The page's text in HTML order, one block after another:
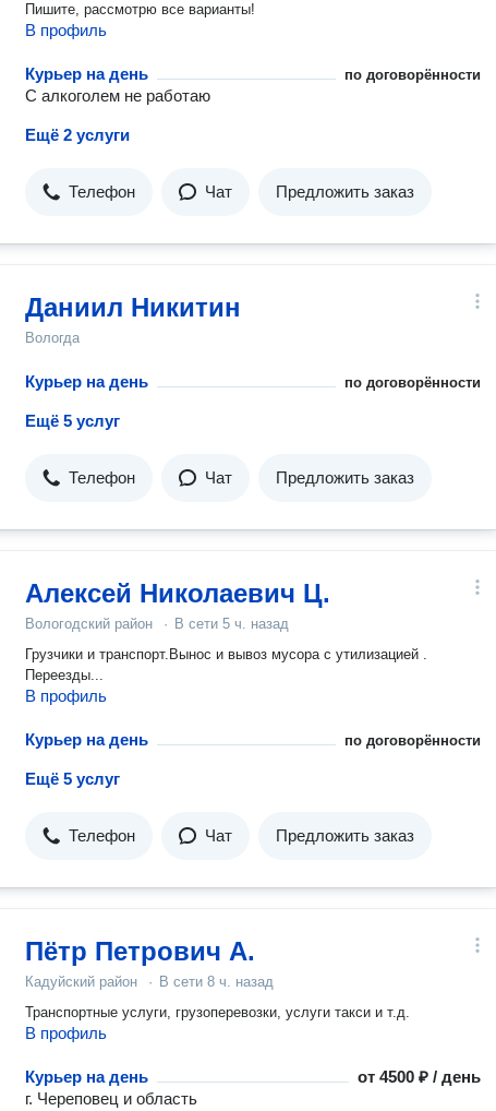
Пишите, рассмотрю все варианты!
В профиль
Курьер на день по договорённости
С алкоголем не работаю
Ещё 2 услуги
Телефон Чат Предложить заказ
Даниил Никитин
Вологда
Курьер на день по договорённости
Ещё 5 услуг
Телефон Чат Предложить заказ
Алексей Николаевич Ц.
Вологодский район · В сети 5 ч. назад
Грузчики и транспорт.Вынос и вывоз мусора с утилизацией .
Переезды...
В профиль
Курьер на день по договорённости
Ещё 5 услуг
Телефон Чат Предложить заказ
Пётр Петрович А.
Кадуйский район · В сети 8 ч. назад
Транспортные услуги, грузоперевозки, услуги такси и т.д.
В профиль
Курьер на день от4500 ₽ / день
г. Череповец и область